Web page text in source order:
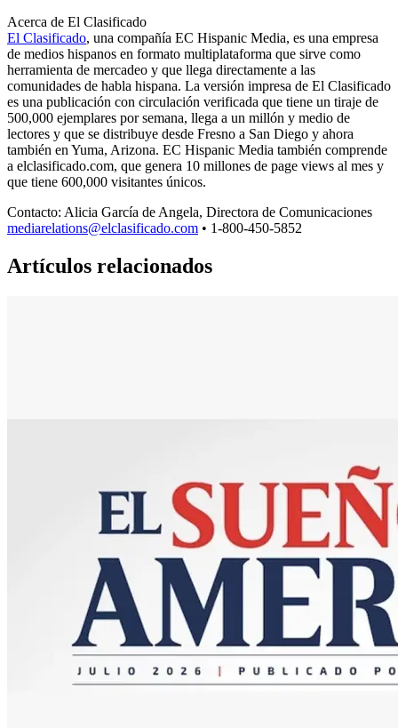
Acerca de El Clasificado
El Clasificado, una compañía EC Hispanic Media, es una empresa
de medios hispanos en formato multiplataforma que sirve como
herramienta de mercadeo y que llega directamente a las
comunidades de habla hispana. La versión impresa de El Clasificado
es una publicación con circulación verificada que tiene un tiraje de
500,000 ejemplares por semana, llega a un millón y medio de
lectores y que se distribuye desde Fresno a San Diego y ahora
también en Yuma, Arizona. EC Hispanic Media también comprende
a elclasificado.com, que genera 10 millones de page views al mes y
que tiene 600,000 visitantes únicos.
Contacto: Alicia García de Angela, Directora de Comunicaciones
mediarelations@elclasificado.com • 1-800-450-5852
Artículos relacionados